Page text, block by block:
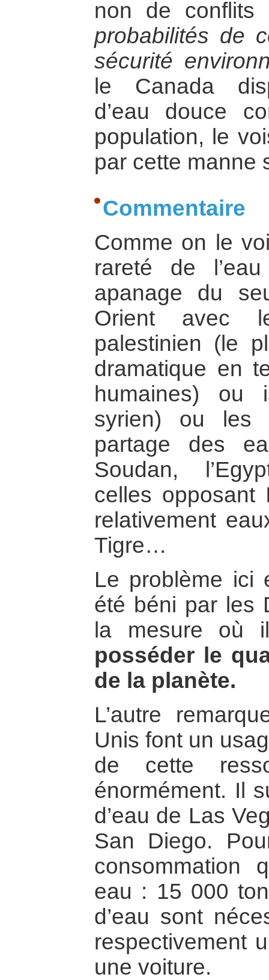
non de
probabilités de
sécurité
le Canada
d’eau douce
population, le
par cette manne
Commentaire
Comme on le
rareté de
apanage du
Orient avec
palestinien (le
dramatique en
humaines) ou
syrien) ou les
partage des
Soudan,
celles opposant
relativement
Tigre…
Le problème
été béni par les
la mesure
posséder le
de la planète.
L’autre
Unis font un
de cette
énormément. Il
d’eau de Las
San Diego.
eau : 15 000
d’eau sont
respectivement
une voiture.